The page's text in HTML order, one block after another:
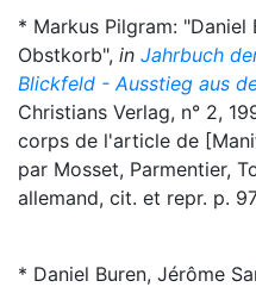
* Markus Pilgram: "Daniel
Obstkorb", in Jahrbuch
Blickfeld - Ausstieg aus
Christians Verlag, n° 2,
corps de l'article de
par Mosset, Parmentier,
allemand, cit. et repr. p.
* Daniel Buren, Jérôme